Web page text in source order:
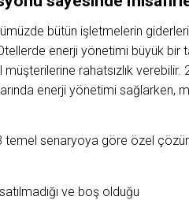
bütün işletmelerin
enerji yönetimi büyük bir
rahatsızlık
enerji yönetimi
temel senaryoya göre özel
ve boş olduğu